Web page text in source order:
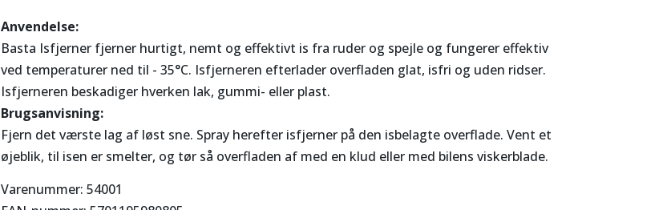
Anvendelse:
Basta Isfjerner fjerner hurtigt, nemt og effektivt is fra ruder og spejle og fungerer effektiv
ved temperaturer ned til - 35°C. Isfjerneren efterlader overfladen glat, isfri og uden ridser.
Isfjerneren beskadiger hverken lak, gummi- eller plast.
Brugsanvisning:
Fjern det værste lag af løst sne. Spray herefter isfjerner på den isbelagte overflade. Vent et
øjeblik, til isen er smelter, og tør så overfladen af med en klud eller med bilens viskerblade.
Varenummer: 54001